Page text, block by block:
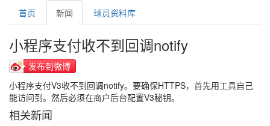
首页 新闻 球员资料库
小程序支付收不到回调notify
发布到微博
小程序支付V3收不到回调notify。要确保HTTPS，首先用工具自己
能访问到。然后必须在商户后台配置V3秘钥。
相关新闻